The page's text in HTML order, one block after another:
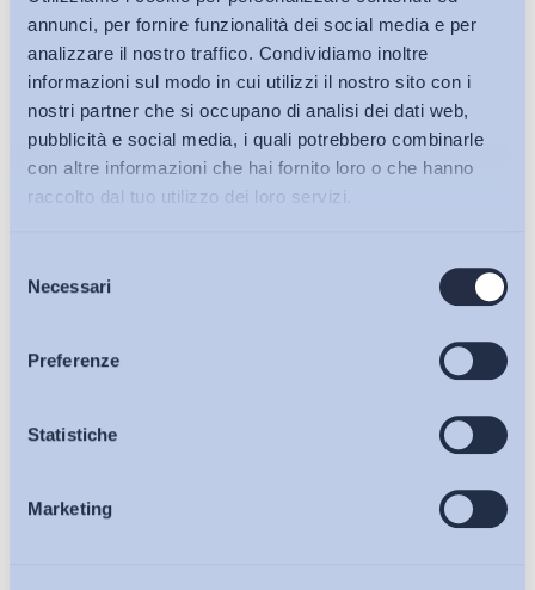
annunci, per fornire funzionalità dei social media e per
analizzare il nostro traffico. Condividiamo inoltre
informazioni sul modo in cui utilizzi il nostro sito con i
nostri partner che si occupano di analisi dei dati web,
pubblicità e social media, i quali potrebbero combinarle
con altre informazioni che hai fornito loro o che hanno
raccolto dal tuo utilizzo dei loro servizi.
delNecessari
Preferenze
Statistiche
Marketing
Bollettini ADAPT
Articoli
Osservatori
Eventi
Ho letto e Accetto il trattamento dei dati personali descritti